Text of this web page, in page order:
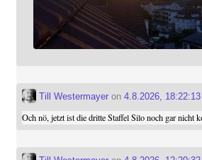
Till Westermayeron 4.8.2026, 18:22:13
Och nö, jetzt ist die dritte Staffel Silo noch gar nicht